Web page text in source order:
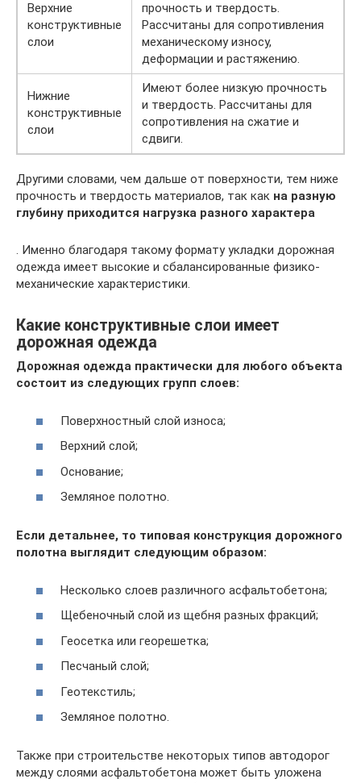
Верхние
конструктивные
слои
прочность и твердость.
Рассчитаны для сопротивления
механическому износу,
деформации и растяжению.
Нижние
конструктивные
слои
Имеют более низкую прочность
и твердость. Рассчитаны для
сопротивления на сжатие и
сдвиги.
Другими словами, чем дальше от поверхности, тем ниже
прочность и твердость материалов, так как на разную
глубину приходится нагрузка разного характера
. Именно благодаря такому формату укладки дорожная
одежда имеет высокие и сбалансированные физико-
механические характеристики.
Какие конструктивные слои имеет
дорожная одежда
Дорожная одежда практически для любого объекта
состоит из следующих групп слоев:
Поверхностный слой износа;
Верхний слой;
Основание;
Земляное полотно.
Если детальнее, то типовая конструкция дорожного
полотна выглядит следующим образом:
Несколько слоев различного асфальтобетона;
Щебеночный слой из щебня разных фракций;
Геосетка или георешетка;
Песчаный слой;
Геотекстиль;
Земляное полотно.
Также при строительстве некоторых типов автодорог
между слоями асфальтобетона может быть уложена